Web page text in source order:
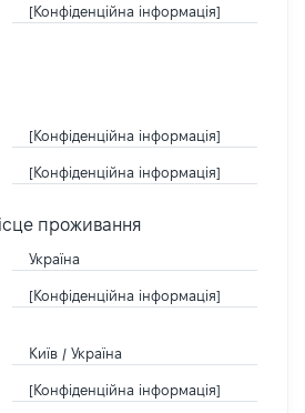
[Конфіденційна інформація]
[Конфіденційна інформація]
[Конфіденційна інформація]
проживання
Україна
[Конфіденційна інформація]
Київ / Україна
[Конфіденційна інформація]